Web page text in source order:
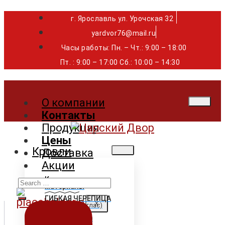
г. Ярославль ул. Урочская 32 ⁣⁣⁣⁣
yardvor76@mail.ru
Часы работы: Пн. – Чт.: 9:00 – 18:00
Пт. : 9:00 – 17:00 Сб.: 10:00 – 14:30
О компании
Контакты
Продукция
Цены
Доставка
Акции
X
Кровли
Кровельные
материалы
ГИБКАЯ ЧЕРЕПИЦА
Shinglas (Шинглас)
Tegola (Тегола)
Search
for: